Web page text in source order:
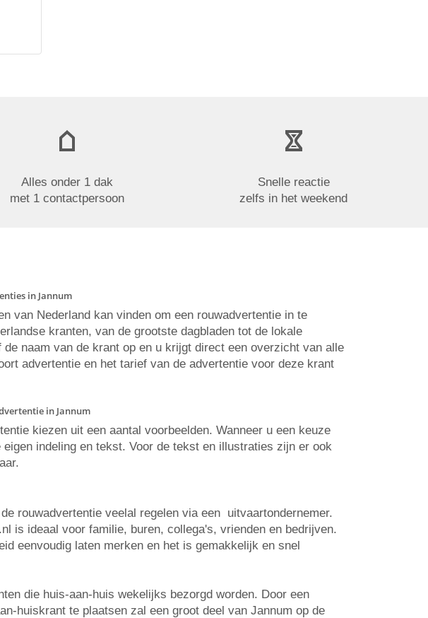
Alles onder 1 dak
met 1 contactpersoon
Snelle reactie
zelfs in het weekend
in Jannum
van Nederland kan vinden om een rouwadvertentie in te
kranten, van de grootste dagbladen tot de lokale
naam van de krant op en u krijgt direct een overzicht van alle
advertentie en het tarief van de advertentie voor deze krant
in Jannum
kiezen uit een aantal voorbeelden. Wanneer u een keuze
indeling en tekst. Voor de tekst en illustraties zijn er ook
rouwadvertentie veelal regelen via een uitvaartondernemer.
is ideaal voor familie, buren, collega's, vrienden en bedrijven.
eenvoudig laten merken en het is gemakkelijk en snel
die huis-aan-huis wekelijks bezorgd worden. Door een
huiskrant te plaatsen zal een groot deel van Jannum op de